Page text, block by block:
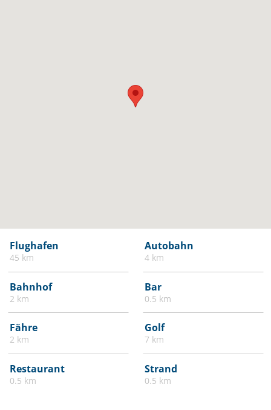
Flughafen
45 km
Autobahn
4 km
Bahnhof
2 km
Bar
0.5 km
Fähre
2 km
Golf
7 km
Restaurant
0.5 km
Strand
0.5 km